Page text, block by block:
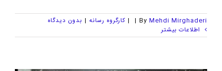
By Mehdi Mirghaderi
|
| کارگروه رسانه | بدون ديدگاه
اطلاعات بیشتر